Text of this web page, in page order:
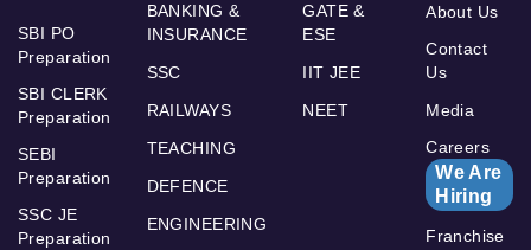
SBI PO
Preparation
SBI CLERK
Preparation
SEBI
Preparation
SSC JE
Preparation
BANKING &
INSURANCE
SSC
RAILWAYS
TEACHING
DEFENCE
ENGINEERING
GATE &
ESE
IIT JEE
NEET
About Us
Contact
Us
Media
Careers
We Are
Hiring
Franchise